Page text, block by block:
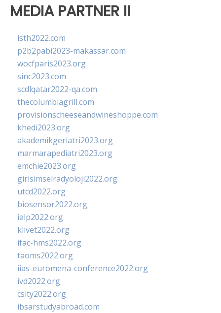
MEDIA PARTNER II
isth2022.com
p2b2pabi2023-makassar.com
wocfparis2023.org
sinc2023.com
scdlqatar2022-qa.com
thecolumbiagrill.com
provisionscheeseandwineshoppe.com
khedi2023.org
akademikgeriatri2023.org
marmarapediatri2023.org
emchie2023.org
girisimselradyoloji2022.org
utcd2022.org
biosensor2022.org
ialp2022.org
klivet2022.org
ifac-hms2022.org
taoms2022.org
iias-euromena-conference2022.org
ivd2022.org
csity2022.org
ibsarstudyabroad.com